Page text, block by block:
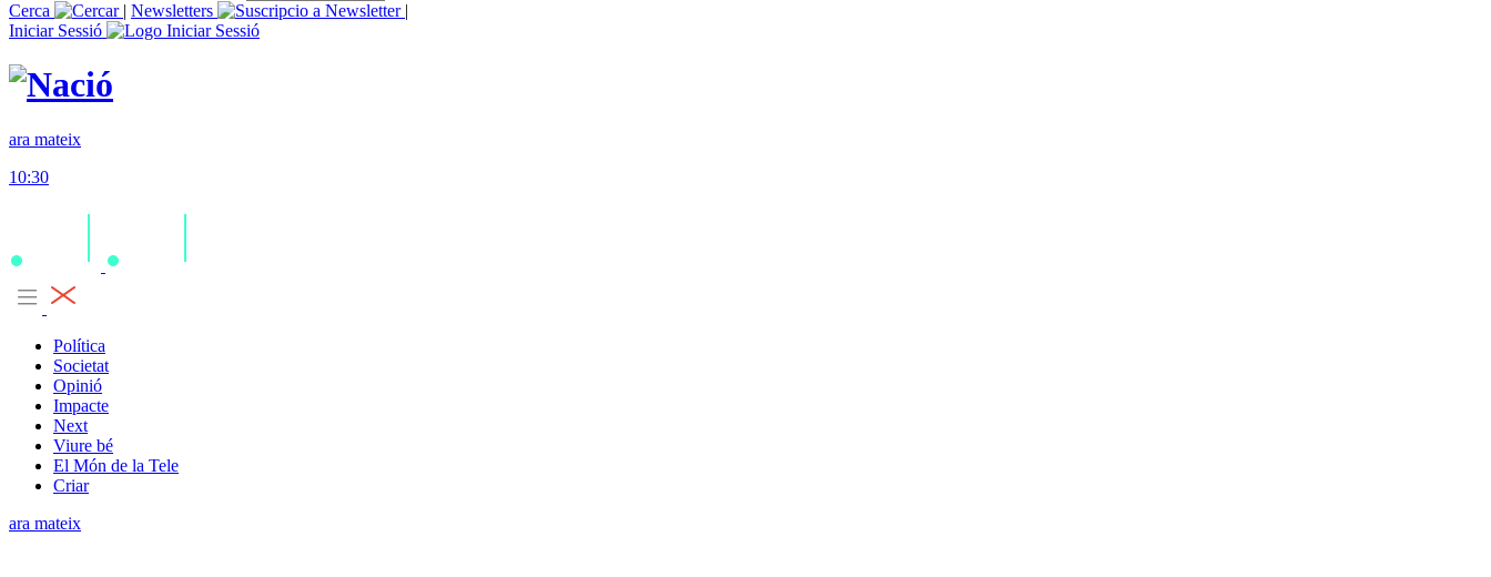
Cerca
| Newsletters
|
Iniciar Sessió
ara mateix
10:30
Política
Societat
Opinió
Impacte
Next
Viure bé
El Món de la Tele
Criar
ara mateix